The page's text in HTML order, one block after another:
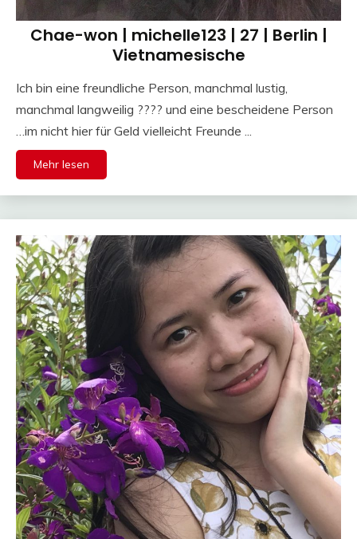
Chae-won | michelle123 | 27 | Berlin |
Vietnamesische
Ich bin eine freundliche Person, manchmal lustig,
manchmal langweilig ???? und eine bescheidene Person
…im nicht hier für Geld vielleicht Freunde ...
Mehr lesen